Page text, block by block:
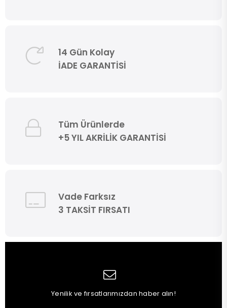
14 Gün Kolay
İADE GARANTİSİ
Tüm Ürünlerde
+5 YIL AKRİLİK GARANTİSİ
Vade Farksız
3 TAKSİT FIRSATI
Yenilik ve fırsatlarımızdan haber alın!